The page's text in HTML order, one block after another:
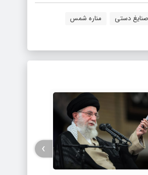
صنایغ دستی
مناره شمس
›